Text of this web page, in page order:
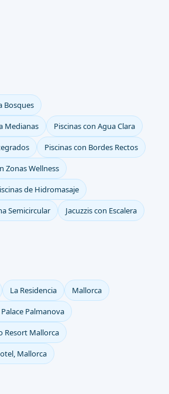
Bosques
Medianas
Piscinas con Agua Clara
Piscinas con Bordes Rectos
Zonas Wellness
de Hidromasaje
Semicircular
Jacuzzis con Escalera
La Residencia
Mallorca
Palmanova
Resort Mallorca
Mallorca